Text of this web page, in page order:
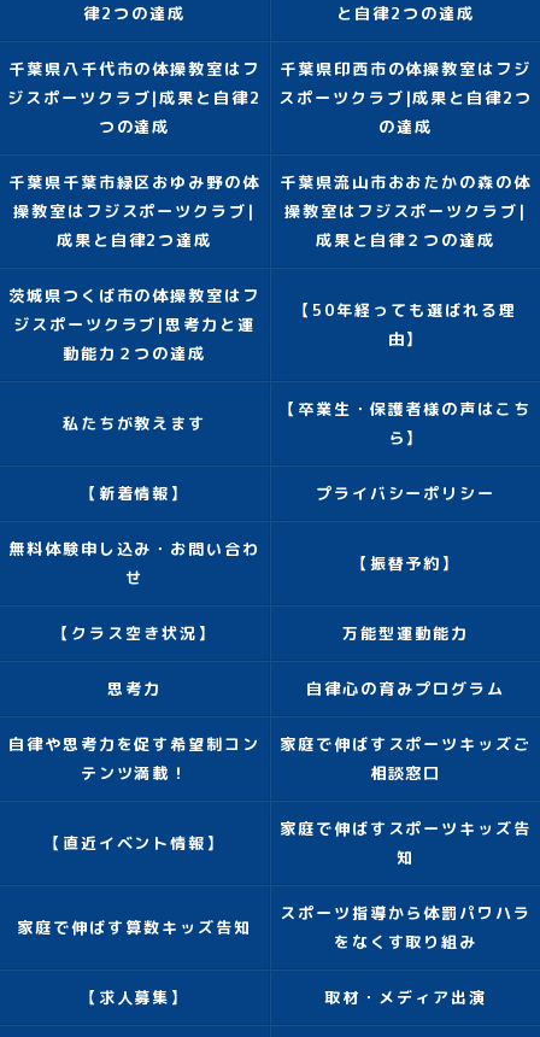
律2つの達成
と自律2つの達成
千葉県八千代市の体操教室はフ
ジスポーツクラブ|成果と自律2
つの達成
千葉県印西市の体操教室はフジ
スポーツクラブ|成果と自律2つ
の達成
千葉県千葉市緑区おゆみ野の体
操教室はフジスポーツクラブ|
成果と自律2つ達成
千葉県流山市おおたかの森の体
操教室はフジスポーツクラブ|
成果と自律２つの達成
茨城県つくば市の体操教室はフ
ジスポーツクラブ|思考力と運
動能力２つの達成
【50年経っても選ばれる理
由】
私たちが教えます
【卒業生・保護者様の声はこち
ら】
【新着情報】 プライバシーポリシー
無料体験申し込み・お問い合わ
せ
【振替予約】
【クラス空き状況】 万能型運動能力
思考力 自律心の育みプログラム
自律や思考力を促す希望制コン
テンツ満載！
家庭で伸ばすスポーツキッズご
相談窓口
【直近イベント情報】
家庭で伸ばすスポーツキッズ告
知
家庭で伸ばす算数キッズ告知
スポーツ指導から体罰パワハラ
をなくす取り組み
【求人募集】 取材・メディア出演